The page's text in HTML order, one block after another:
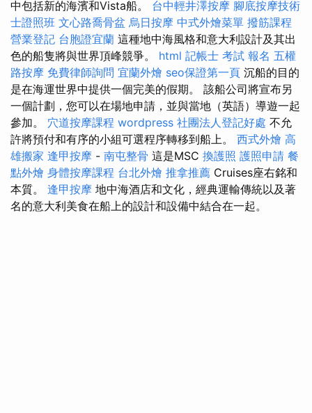
中包括新的海濱和Vista船。 台中輕井澤按摩 腳底按摩技術
士證照班 文心路喬骨盆 烏日按摩 中式外燴菜單 撥筋課程
營業登記 台胞證宜蘭 這種地中海風格和意大利設計及其出
色的船隻將與世界頂峰競爭。 html 記帳士 考試 報名 五權
路按摩 免費律師詢問 宜蘭外燴 seo保證第一頁 沉船的目的
是在海運世界中提供一個完美的假期。 該船公司將宣布另
一個計劃，您可以在場地申請，並與當地（英語）導遊一起
參加。 穴道按摩課程 wordpress 社團法人登記好處 不允
許將預付和有序的小組可選程序轉移到船上。 西式外燴 高
雄搬家 逢甲按摩 - 南屯整骨 這是MSC 換護照 護照申請 餐
點外燴 身體按摩課程 台北外燴 推拿推薦 Cruises座右銘和
本質。 逢甲按摩 地中海酒店和文化，經典運輸傳統以及著
名的意大利美食在船上的設計和設備中結合在一起。